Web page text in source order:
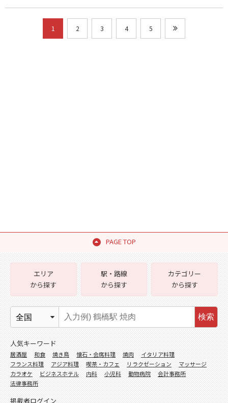
1 2 3 4 5
PAGE TOP
エリア
から探す
駅・路線
から探す
カテゴリー
から探す
検索
人気キーワード
居酒屋 和食 焼き鳥 懐石・会席料理 焼肉
イタリア料理
フランス料理
アジア料理 喫茶・カフェ リラクゼーション
マッサージ
カラオケ
ビジネスホテル 内科 小児科 動物病院
会計事務所
法律事務所
掲載者ログイン